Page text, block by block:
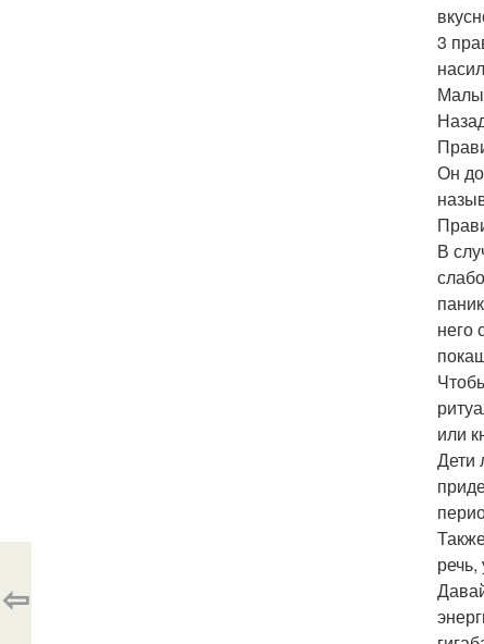
3
Он
В
него
или
Дети
⇦